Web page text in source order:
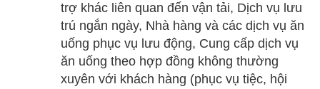
trợ khác liên quan đến vận tải, Dịch vụ lưu
trú ngắn ngày, Nhà hàng và các dịch vụ ăn
uống phục vụ lưu động, Cung cấp dịch vụ
ăn uống theo hợp đồng không thường
xuyên với khách hàng (phục vụ tiệc, hội